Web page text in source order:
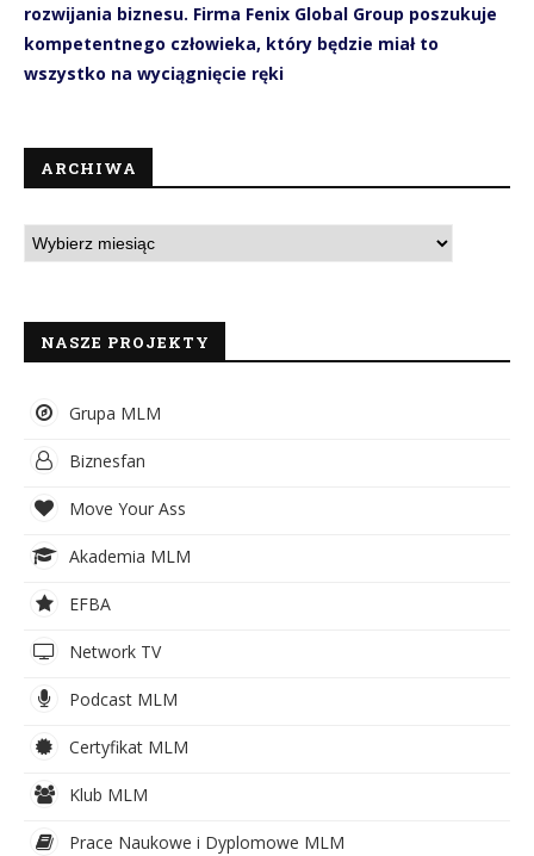
rozwijania biznesu. Firma Fenix Global Group poszukuje
kompetentnego człowieka, który będzie miał to
wszystko na wyciągnięcie ręki
ARCHIWA
NASZE PROJEKTY
Grupa MLM
Biznesfan
Move Your Ass
Akademia MLM
EFBA
Network TV
Podcast MLM
Certyfikat MLM
Klub MLM
Prace Naukowe i Dyplomowe MLM